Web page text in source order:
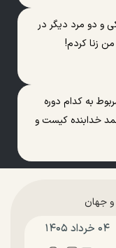
و دو مرد دیگر در
زنا کردم!
به کدام دوره
خدابنده کیست و
و جهان
۰۴ خرداد ۱۴۰۵